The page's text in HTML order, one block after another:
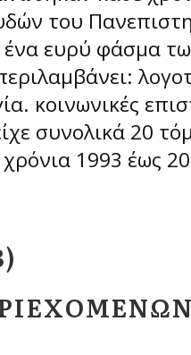
του
ευρύ φάσμα
κοινωνικές
συνολικά 20
1993 έως